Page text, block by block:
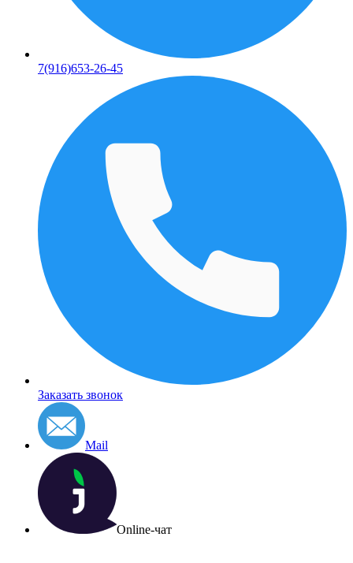
7(916)653-26-45
Заказать звонок
Mail
Online-чат